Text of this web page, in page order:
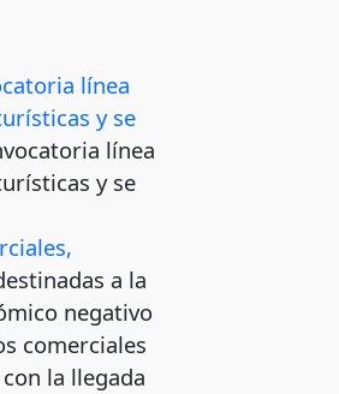
línea
y se
línea
y se
a la
negativo
comerciales
la llegada